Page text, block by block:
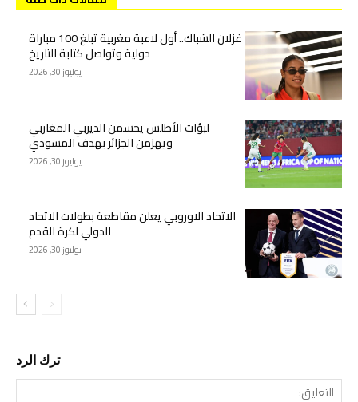
غزلان الشباك.. أول لاعبة مغربية تبلغ 100 مباراة
دولية وتواصل كتابة التاريخ
يوليوز 30, 2026
لبؤات الأطلس يحسمن الديربي المغاربي
ويهزمن الجزائر بهدف المسودي
يوليوز 30, 2026
الاتحاد الاوروبي يعلن مقاطعة بطولات الاتحاد
الدولي لكرة القدم
يوليوز 30, 2026
ترك الرد